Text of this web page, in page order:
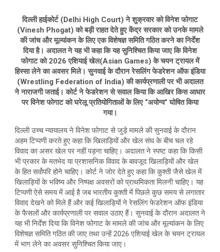
at
s
A
p
p
ar
e
दिल्ली हाईकोर्ट (Delhi High Court) ने शुक्रवार को विनेश फोगाट
(Vinesh Phogat) को बड़ी राहत देते हुए केंद्र सरकार को उनके मामले
की जांच और मूल्यांकन के लिए एक विशेषज्ञ समिति गठित करने का निर्देश
दिया है। अदालत ने यह भी कहा कि यह सुनिश्चित किया जाए कि विनेश
फोगाट को 2026 एशियाई खेल(Asian Games) के चयन ट्रायल में
हिस्सा लेने का अवसर मिले। सुनवाई के दौरान रेसलिंग फेडरेशन ऑफ इंडिया
(Wrestling Federation of India) की कार्यप्रणाली पर भी अदालत
ने नाराजगी जताई। कोर्ट ने फेडरेशन से सवाल किया कि आखिर किस आधार
पर विनेश फोगाट को घरेलू प्रतियोगिताओं के लिए “अयोग्य” घोषित किया
गया।
दिल्ली उच्च न्यायालय ने विनेश फोगाट से जुड़े मामले की सुनवाई के दौरान
अहम टिप्पणी करते हुए कहा कि खिलाड़ियों और खेल संघ के बीच चल रहे
विवाद का असर खेल पर नहीं पड़ना चाहिए। अदालत ने स्पष्ट कहा कि किसी
भी प्रकार के मतभेद या प्रशासनिक विवाद के बावजूद खिलाड़ियों और खेल
के हित सर्वोपरि होने चाहिए। कोर्ट ने जोर देते हुए कहा कि कुश्ती जैसे खेल में
खिलाड़ियों के भविष्य और निष्पक्ष अवसरों को प्राथमिकता मिलनी चाहिए। यह
टिप्पणी ऐसे समय में आई है जब भारतीय कुश्ती में पिछले कुछ समय से लगातार
विवाद देखने को मिले हैं और कई खिलाड़ियों ने रेसलिंग फेडरेशन ऑफ इंडिया
के फैसलों और कार्यप्रणाली पर सवाल उठाए हैं। सुनवाई के दौरान अदालत ने
यह भी निर्देश दिया कि विनेश फोगाट के मामले की जांच और मूल्यांकन के लिए
विशेषज्ञ समिति गठित की जाए तथा उन्हें 2026 एशियाई खेल के चयन ट्रायल
में भाग लेने का अवसर सुनिश्चित किया जाए।